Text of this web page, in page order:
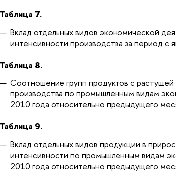
Таблица 7.
Вклад отдельных видов экономической
интенсивности производства за период с
Таблица 8.
Соотношение групп продуктов с
производства по промышленным видам
2010 года относительно предыдущего
Таблица 9.
Вклад отдельных видов продукции в
интенсивности по промышленным видам
2010 года относительно предыдущего